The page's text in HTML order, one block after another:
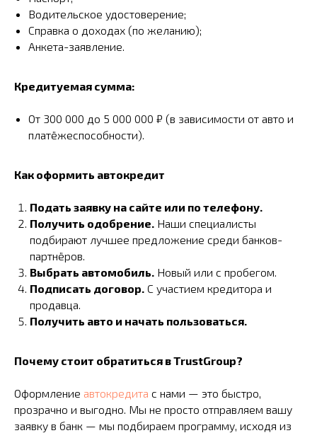
Водительское удостоверение;
Справка о доходах (по желанию);
Анкета-заявление.
Кредитуемая сумма:
От 300 000 до 5 000 000 ₽ (в зависимости от авто и
платёжеспособности).
Как оформить автокредит
Подать заявку на сайте или по телефону.
Получить одобрение. Наши специалисты
подбирают лучшее предложение среди банков-
партнёров.
Выбрать автомобиль. Новый или с пробегом.
Подписать договор. С участием кредитора и
продавца.
Получить авто и начать пользоваться.
Почему стоит обратиться в TrustGroup?
Оформление автокредита с нами — это быстро,
прозрачно и выгодно. Мы не просто отправляем вашу
заявку в банк — мы подбираем программу, исходя из